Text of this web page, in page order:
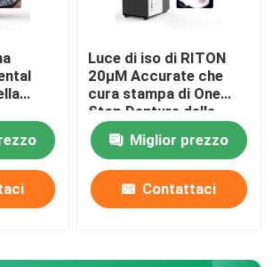
3D
Luce di iso di RITON
20μM Accurate che
cura stampa di One
Stop Denture della
stampante 3D
Miglior prezzo
Contattaci